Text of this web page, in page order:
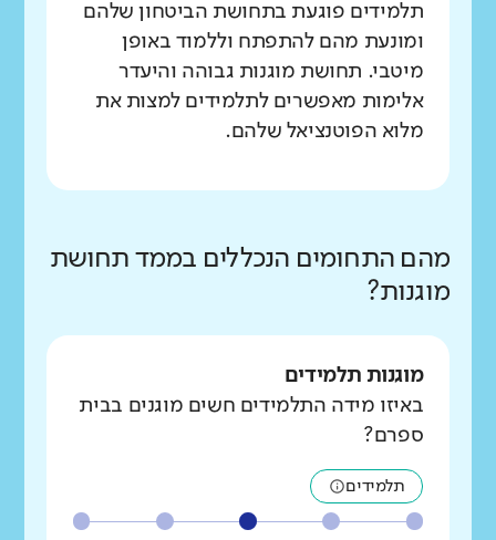
תלמידים פוגעת בתחושת הביטחון שלהם
ומונעת מהם להתפתח וללמוד באופן
מיטבי. תחושת מוגנות גבוהה והיעדר
אלימות מאפשרים לתלמידים למצות את
מלוא הפוטנציאל שלהם.
מהם התחומים הנכללים בממד תחושת
מוגנות?
מוגנות תלמידים
באיזו מידה התלמידים חשים מוגנים בבית
ספרם?
תלמידים